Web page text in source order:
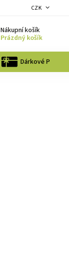
CZK
Nákupní košík
Prázdný košík
Dárkové